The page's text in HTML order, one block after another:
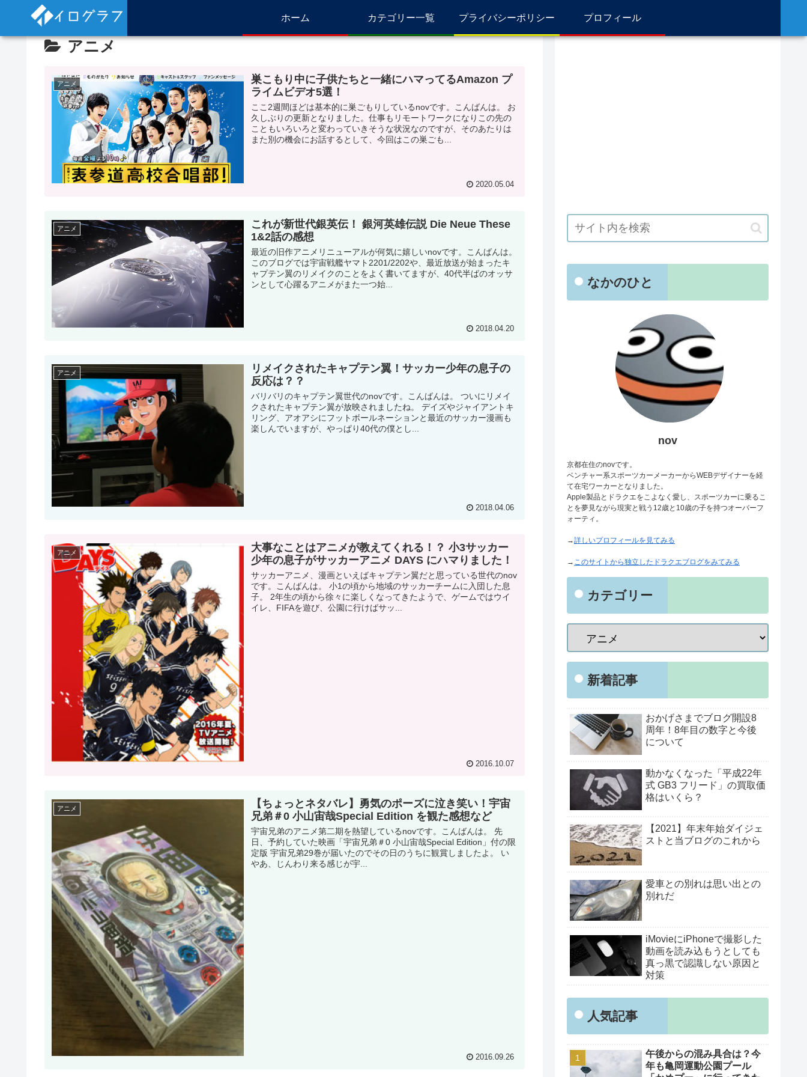
ホーム カテゴリー一覧 プライバシーポリシー プロフィール
アニメ
アニメ
巣こもり中に子供たちと一緒にハマってるAmazon プ
ライムビデオ5選！
ここ2週間ほどは基本的に巣ごもりしているnovです。こんばんは。 お
久しぶりの更新となりました。仕事もリモートワークになりこの先の
こともいろいろと変わっていきそうな状況なのですが、そのあたりは
また別の機会にお話するとして、今回はこの巣ごも...
2020.05.04
アニメ
これが新世代銀英伝！ 銀河英雄伝説 Die Neue These
1&2話の感想
最近の旧作アニメリニューアルが何気に嬉しいnovです。こんばんは。
このブログでは宇宙戦艦ヤマト2201/2202や、最近放送が始まったキ
ャプテン翼のリメイクのことをよく書いてますが、40代半ばのオッサ
ンとして心躍るアニメがまた一つ始...
2018.04.20
アニメ
リメイクされたキャプテン翼！サッカー少年の息子の
反応は？？
バリバリのキャプテン翼世代のnovです。こんばんは。 ついにリメイ
クされたキャプテン翼が放映されましたね。 デイズやジャイアントキ
リング、アオアシにフットボールネーションと最近のサッカー漫画も
楽しんでいますが、やっぱり40代の僕とし...
2018.04.06
アニメ
大事なことはアニメが教えてくれる！？ 小3サッカー
少年の息子がサッカーアニメ DAYS にハマりました！
サッカーアニメ、漫画といえばキャプテン翼だと思っている世代のnov
です。こんばんは。 小1の頃から地域のサッカーチームに入団した息
子。 2年生の頃から徐々に楽しくなってきたようで、ゲームではウイ
イレ、FIFAを遊び、公園に行けばサッ...
2016.10.07
アニメ
【ちょっとネタバレ】勇気のポーズに泣き笑い！宇宙
兄弟＃0 小山宙哉Special Edition を観た感想など
宇宙兄弟のアニメ第二期を熱望しているnovです。こんばんは。 先
日、予約していた映画「宇宙兄弟＃0 小山宙哉Special Edition」付の限
定版 宇宙兄弟29巻が届いたのでその日のうちに観賞しましたよ。 い
やあ、じんわり来る感じが宇...
2016.09.26
なかのひと
nov
京都在住のnovです。
ベンチャー系スポーツカーメーカーからWEBデザイナーを経
て在宅ワーカーとなりました。
Apple製品とドラクエをこよなく愛し、スポーツカーに乗るこ
とを夢見ながら現実と戦う12歳と10歳の子を持つオーバーフ
ォーティ。
→詳しいプロフィールを見てみる
→ このサイトから独立したドラクエブログをみてみる
カテゴリー
新着記事
おかげさまでブログ開設8
周年！8年目の数字と今後
について
動かなくなった「平成22年
式 GB3 フリード」の買取価
格はいくら？
【2021】年末年始ダイジェ
ストと当ブログのこれから
愛車との別れは思い出との
別れだ
iMovieにiPhoneで撮影した
動画を読み込もうとしても
真っ黒で認識しない原因と
対策
人気記事
午後からの混み具合は？今
年も亀岡運動公園プール